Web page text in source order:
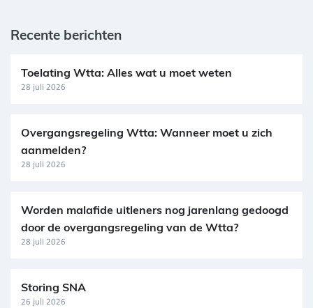
Recente berichten
Toelating Wtta: Alles wat u moet weten
28 juli 2026
Overgangsregeling Wtta: Wanneer moet u zich
aanmelden?
28 juli 2026
Worden malafide uitleners nog jarenlang gedoogd
door de overgangsregeling van de Wtta?
28 juli 2026
Storing SNA
26 juli 2026